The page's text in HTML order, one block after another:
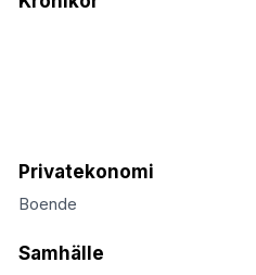
Privatekonomi
Boende
Samhälle